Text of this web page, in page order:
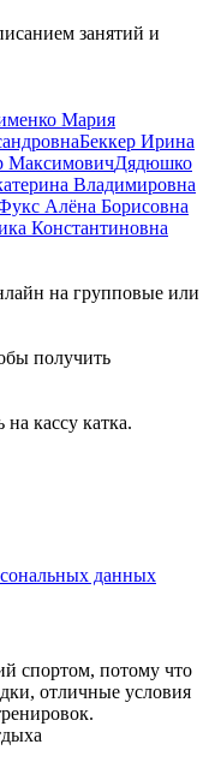
занятий и
Мария
Беккер Ирина
Дядюшко
на групповые или
получить
кассу катка.
данных
спортом, потому что
отличные условия